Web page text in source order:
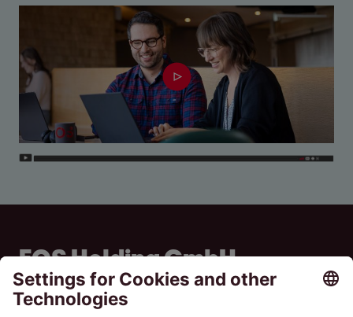
EOS Holding GmbH
Steindamm 71